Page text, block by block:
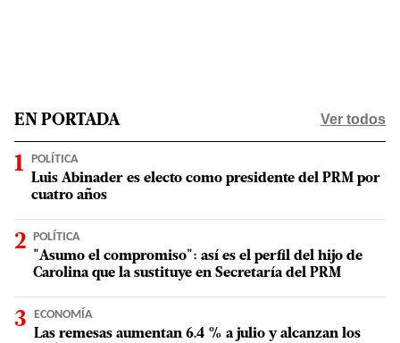
EN PORTADA Ver todos
POLÍTICA
Luis Abinader es electo como presidente del PRM por
cuatro años
POLÍTICA
"Asumo el compromiso": así es el perfil del hijo de
Carolina que la sustituye en Secretaría del PRM
ECONOMÍA
Las remesas aumentan 6.4 % a julio y alcanzan los